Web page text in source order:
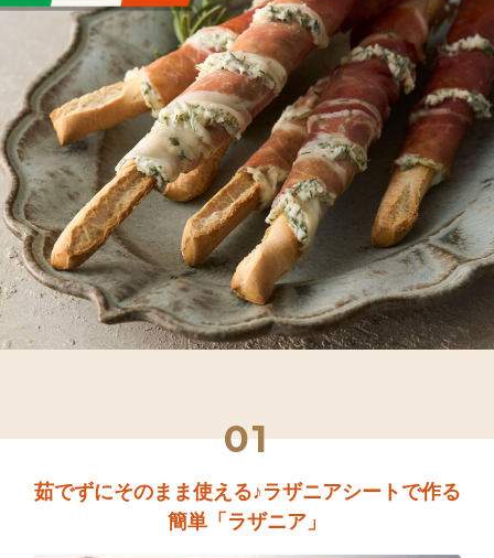
01
茹でずにそのまま使える♪ラザニアシートで作る
簡単「ラザニア」